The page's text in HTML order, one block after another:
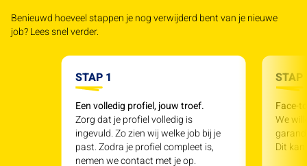
Benieuwd hoeveel stappen je nog verwijderd bent van je nieuwe
job? Lees snel verder.
STAP 1
Een volledig profiel, jouw troef.
Zorg dat je profiel volledig is
ingevuld. Zo zien wij welke job bij je
past. Zodra je profiel compleet is,
nemen we contact met je op.
STAP
Face-
We
Dit